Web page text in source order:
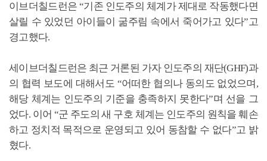
이브더칠드런은 “기존 인도주의 체계가 제대로 작동했다면
살릴 수 있었던 아이들이 굶주림 속에서 죽어가고 있다”고
경고했다.
세이브더칠드런은 최근 거론된 가자 인도주의 재단(GHF)과
의 협력 보도에 대해서도 “어떠한 협의나 동의도 없었으며,
해당 체계는 인도주의 기준을 충족하지 못한다”며 선을 그
었다. 이어 “군 주도의 새 구호 체계는 인도주의 원칙을 훼손
하고 정치적 목적으로 운영되고 있어 동참할 수 없다”고 밝
혔다.